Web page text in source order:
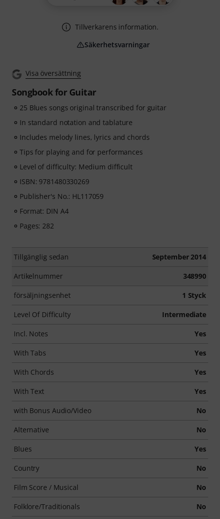
Visa översättning
Songbook for Guitar
25 Blues songs original transcribed for guitar
In standard notation and tablature
Includes melody lines, lyrics and chords
Tips for playing and for performances
Level of difficulty: Medium difficult
ISBN: 9781480330269
Publisher's No.: HL117059
Format: DIN A4
Pages: 282
Tillgänglig sedan September 2014
Artikelnummer 348990
försäljningsenhet 1 Styck
Level Of Difficulty Intermediate
Incl. Notes Yes
With Tabs Yes
With Chords Yes
With Text Yes
with Bonus Audio/Video No
Alternative No
Blues Yes
Country No
Film Score / Musical No
Folklore/Traditionals No
Tillverkarens information.
Säkerhetsvarningar